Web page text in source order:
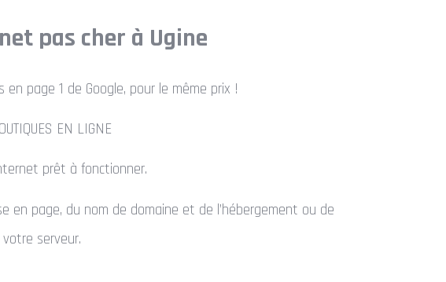
pas cher à Ugine
page 1 de Google, pour le même prix !
EN LIGNE
prêt à fonctionner.
en page, du nom de domaine et de l’hébergement ou de
serveur.